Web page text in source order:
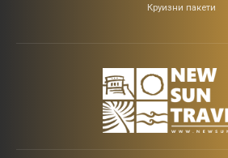
Круизни пакети